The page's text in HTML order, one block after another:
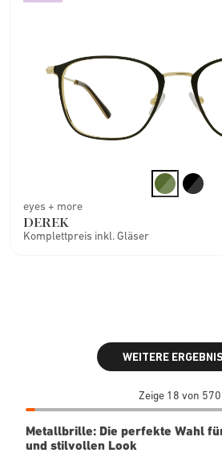
eyes + more
DEREK
Komplettpreis inkl. Gläser
WEITERE
Zeige 18 von 570
Metallbrille: Die perfekte Wahl
und stilvollen Look